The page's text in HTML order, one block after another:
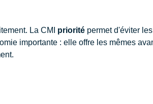
La CMI priorité permet d'éviter
importante : elle offre les mêmes